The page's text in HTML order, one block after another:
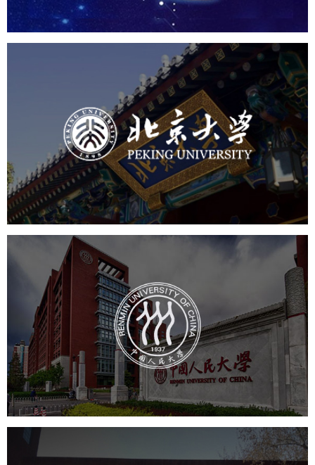
北京大学
培训教育 高校 大学网站建设
高校网站建设
学校网站建设
教育网站建设
中国人民大学
培训教育 高校 大学网站建设
高校网站建设
学校网站建设
教育网站建设